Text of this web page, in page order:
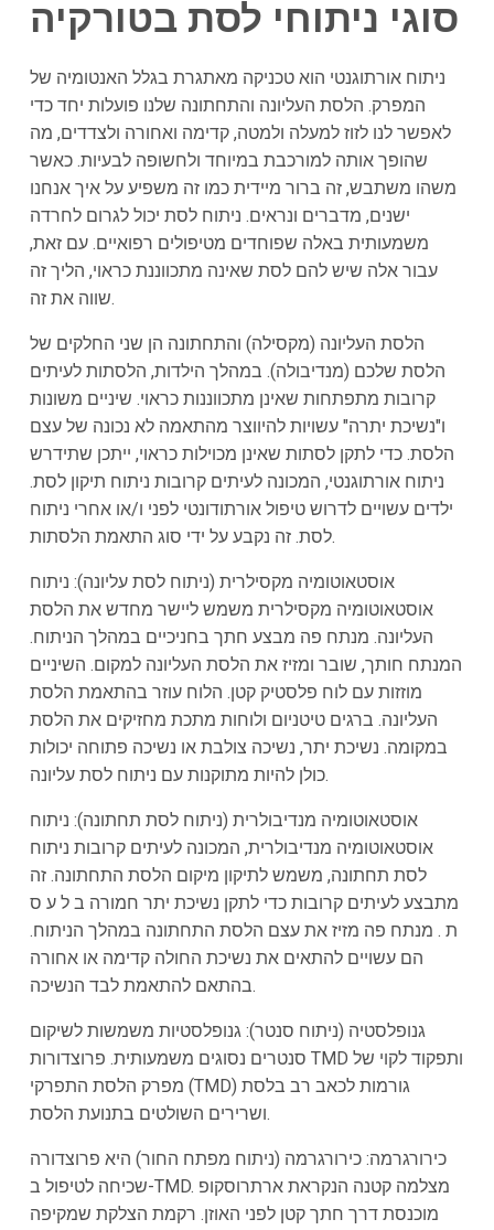
סוגי ניתוחי לסת בטורקיה
ניתוח אורתוגנטי הוא טכניקה מאתגרת בגלל האנטומיה של
המפרק. הלסת העליונה והתחתונה שלנו פועלות יחד כדי
לאפשר לנו לזוז למעלה ולמטה, קדימה ואחורה ולצדדים, מה
שהופך אותה למורכבת במיוחד ולחשופה לבעיות. כאשר
משהו משתבש, זה ברור מיידית כמו זה משפיע על איך אנחנו
ישנים, מדברים ונראים. ניתוח לסת יכול לגרום לחרדה
משמעותית באלה שפוחדים מטיפולים רפואיים. עם זאת,
עבור אלה שיש להם לסת שאינה מתכווננת כראוי, הליך זה
שווה את זה.
הלסת העליונה (מקסילה) והתחתונה הן שני החלקים של
הלסת שלכם (מנדיבולה). במהלך הילדות, הלסתות לעיתים
קרובות מתפתחות שאינן מתכווננות כראוי. שיניים משונות
ו"נשיכת יתרה" עשויות להיווצר מהתאמה לא נכונה של עצם
הלסת. כדי לתקן לסתות שאינן מכוילות כראוי, ייתכן שתידרש
ניתוח אורתוגנטי, המכונה לעיתים קרובות ניתוח תיקון לסת.
ילדים עשויים לדרוש טיפול אורתודונטי לפני ו/או אחרי ניתוח
לסת. זה נקבע על ידי סוג התאמת הלסתות.
אוסטאוטומיה מקסילרית (ניתוח לסת עליונה): ניתוח
אוסטאוטומיה מקסילרית משמש ליישר מחדש את הלסת
העליונה. מנתח פה מבצע חתך בחניכיים במהלך הניתוח.
המנתח חותך, שובר ומזיז את הלסת העליונה למקום. השיניים
מוזזות עם לוח פלסטיק קטן. הלוח עוזר בהתאמת הלסת
העליונה. ברגים טיטניום ולוחות מתכת מחזיקים את הלסת
במקומה. נשיכת יתר, נשיכה צולבת או נשיכה פתוחה יכולות
כולן להיות מתוקנות עם ניתוח לסת עליונה.
אוסטאוטומיה מנדיבולרית (ניתוח לסת תחתונה): ניתוח
אוסטאוטומיה מנדיבולרית, המכונה לעיתים קרובות ניתוח
לסת תחתונה, משמש לתיקון מיקום הלסת התחתונה. זה
מתבצע לעיתים קרובות כדי לתקן נשיכת יתר חמורה ב ל ע ס
ת . מנתח פה מזיז את עצם הלסת התחתונה במהלך הניתוח.
הם עשויים להתאים את נשיכת החולה קדימה או אחורה
בהתאם להתאמת לבד הנשיכה.
גנופלסטיה (ניתוח סנטר): גנופלסטיות משמשות לשיקום
סנטרים נסוגים משמעותית. פרוצדורות TMD ותפקוד לקוי של
מפרק הלסת התפרקי (TMD) גורמות לכאב רב בלסת
ושרירים השולטים בתנועת הלסת.
כירורגרמה: כירורגרמה (ניתוח מפתח החור) היא פרוצדורה
שכיחה לטיפול ב-TMD. מצלמה קטנה הנקראת ארתרוסקופ
מוכנסת דרך חתך קטן לפני האוזן. רקמת הצלקת שמקיפה